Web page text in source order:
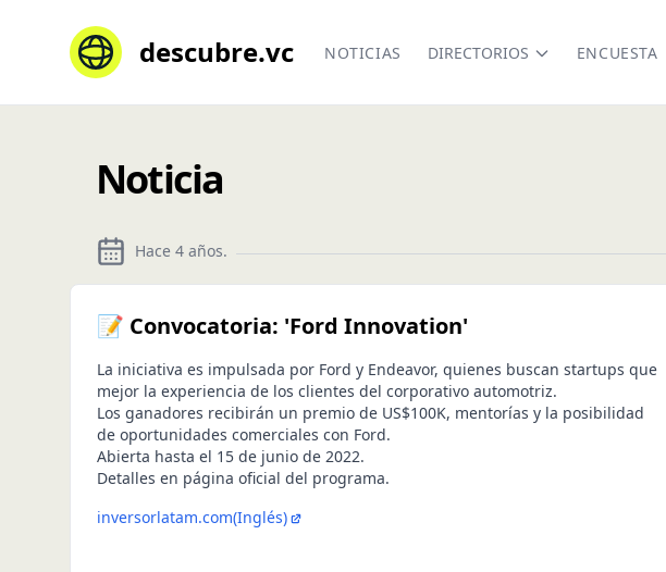
descubre.vc NOTICIAS DIRECTORIOS ENCUESTA
Noticia
Hace 4 años.
📝 Convocatoria: 'Ford Innovation'
La iniciativa es impulsada por Ford y Endeavor, quienes buscan startups que
mejor la experiencia de los clientes del corporativo automotriz.
Los ganadores recibirán un premio de US$100K, mentorías y la posibilidad
de oportunidades comerciales con Ford.
Abierta hasta el 15 de junio de 2022.
Detalles en página oficial del programa.
inversorlatam.com(Inglés)